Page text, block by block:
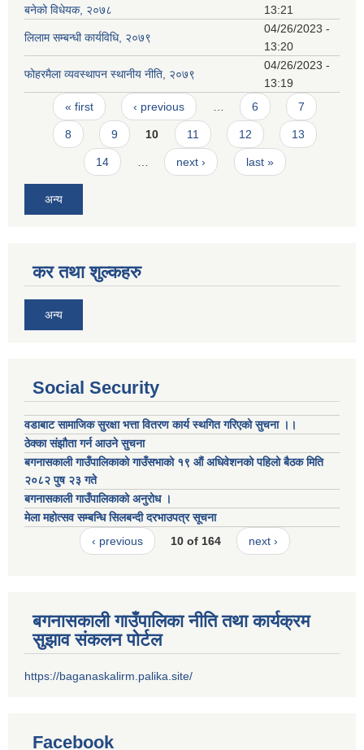
बनेको विधेयक, २०७८
13:21
लिलाम सम्बन्धी कार्यविधि, २०७९
04/26/2023 -
13:20
फोहरमैला व्यवस्थापन स्थानीय नीति, २०७९
04/26/2023 -
13:19
Pages
« first ‹ previous 6 7
8 9 10 11 12 13
14 next › last »
अन्य
कर तथा शुल्कहरु
अन्य
Social Security
वडाबाट सामाजिक सुरक्षा भत्ता वितरण कार्य स्थगित गरिएको सुचना ।।
ठेक्का संझौता गर्न आउने सुचना
बगनासकाली गाउँपालिकाको गाउँसभाको १९ औं अधिवेशनको पहिलो बैठक मिति
२०८२ पुष २३ गते
बगनासकाली गाउँपालिकाको अनुरोध ।
मेला महोत्सव सम्बन्धि सिलबन्दी दरभाउपत्र सूचना
‹ previous
10 of 164 next ›
बगनासकाली गाउँपालिका नीति तथा कार्यक्रम
सुझाव संकलन पोर्टल
https://baganaskalirm.palika.site/
Facebook